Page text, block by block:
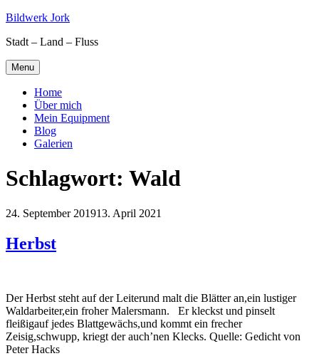
Skip
content
Bildwerk Jork
Stadt – Land – Fluss
Menu
Home
Über mich
Mein Equipment
Blog
Galerien
Schlagwort: Wald
24. September 201913. April 2021
Herbst
Der Herbst steht auf der Leiterund malt die Blätter an,ein lustiger
Waldarbeiter,ein froher Malersmann. Er kleckst und pinselt
fleißigauf jedes Blattgewächs,und kommt ein frecher
Zeisig,schwupp, kriegt der auch’nen Klecks. Quelle: Gedicht von
Peter Hacks